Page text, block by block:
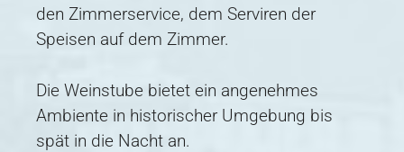
den Zimmerservice, dem Serviren der
Speisen auf dem Zimmer.
Die Weinstube bietet ein angenehmes
Ambiente in historischer Umgebung bis
spät in die Nacht an.